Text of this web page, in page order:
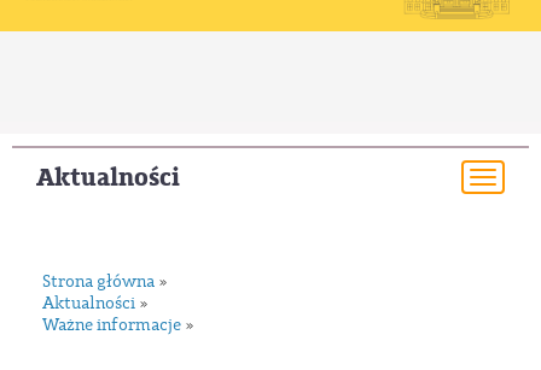
Aktualności
Strona główna »
Aktualności »
Ważne informacje »